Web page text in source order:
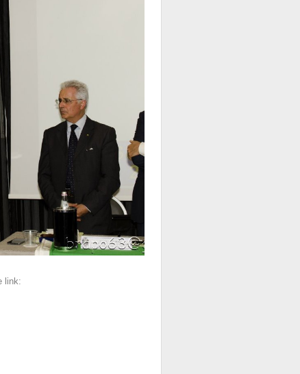
link: